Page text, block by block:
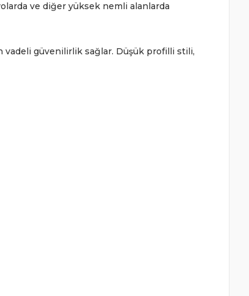
ve diğer yüksek nemli alanlarda
vadeli güvenilirlik sağlar. Düşük profilli stili,